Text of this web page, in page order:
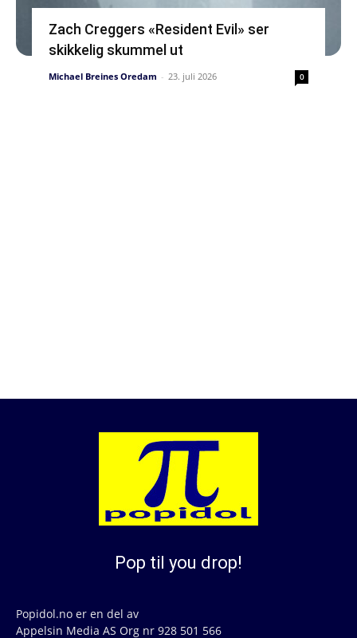
Zach Creggers «Resident Evil» ser
skikkelig skummel ut
Michael Breines Oredam - 23. juli 2026 0
Pop til you drop!
Popidol.no er en del av
Appelsin Media AS Org nr 928 501 566